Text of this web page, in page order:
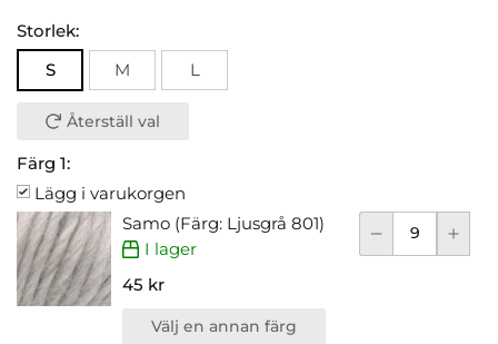
Storlek:
S
M L
Återställ val
Färg 1:
Lägg i varukorgen
Samo (Färg: Ljusgrå 801)
I lager
45 kr
Välj en annan färg